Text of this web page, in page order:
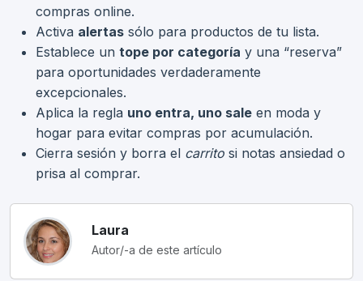
compras online.
Activa alertas sólo para productos de tu lista.
Establece un tope por categoría y una “reserva”
para oportunidades verdaderamente
excepcionales.
Aplica la regla uno entra, uno sale en moda y
hogar para evitar compras por acumulación.
Cierra sesión y borra el carrito si notas ansiedad o
prisa al comprar.
Laura
Autor/-a de este artículo